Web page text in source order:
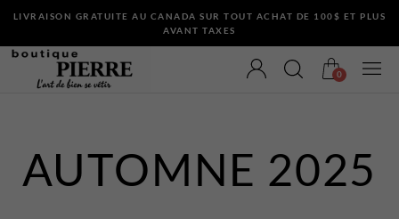
LIVRAISON GRATUITE AU CANADA SUR TOUT ACHAT DE 100$ ET PLUS
AVANT TAXES
VÊTEMENTS
0
AUTOMNE 2025